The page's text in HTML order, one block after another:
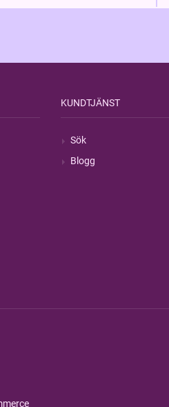
KUNDTJÄNST
Sök
Blogg